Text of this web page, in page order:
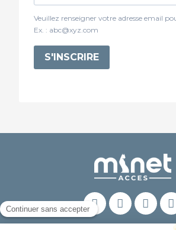
Veuillez renseigner votre adresse email
Ex. : abc@xyz.com
S'INSCRIRE